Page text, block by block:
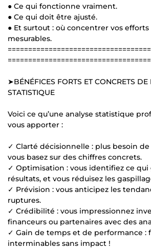
● Ce qui fonctionne vraiment.
● Ce qui doit être ajusté.
● Et surtout : où concentrer vos
mesurables.
➤BÉNÉFICES FORTS ET CONCRETS DE
STATISTIQUE
Voici ce qu’une analyse statistique
vous apporter :
✓ Clarté décisionnelle : plus besoin de
vous basez sur des chiffres concrets.
✓ Optimisation : vous identifiez ce qui
résultats, et vous réduisez les
✓ Prévision : vous anticipez les
ruptures.
✓ Crédibilité : vous impressionnez
financeurs ou partenaires avec des
✓ Gain de temps et de performance :
interminables sans impact !